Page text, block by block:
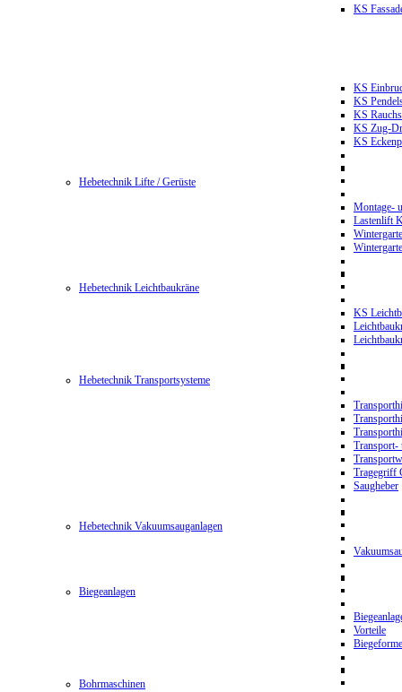
KS
KS
KS
KS
KS Zug-
KS
Hebetechnik Lifte / Gerüste
Montage-
Lastenlift
Hebetechnik Leichtbaukräne
KS
Hebetechnik Transportsysteme
Transport-
Tragegriff
Saugheber
Hebetechnik Vakuumsauganlagen
Biegeanlagen
Vorteile
Bohrmaschinen